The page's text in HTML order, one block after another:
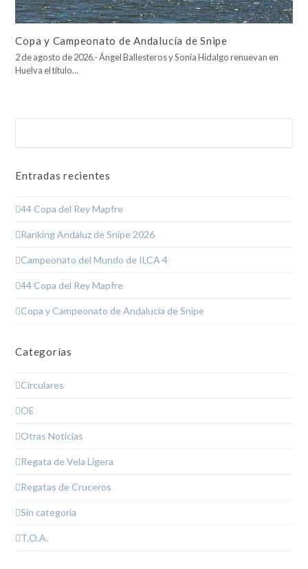
Copa y Campeonato de Andalucía de Snipe
2 de agosto de 2026.- Ángel Ballesteros y Sonia Hidalgo renuevan en
Huelva el título…
Entradas recientes
44 Copa del Rey Mapfre
Ranking Andaluz de Snipe 2026
Campeonato del Mundo de ILCA 4
44 Copa del Rey Mapfre
Copa y Campeonato de Andalucía de Snipe
Categorías
Circulares
OE
Otras Noticias
Regata de Vela Ligera
Regatas de Cruceros
Sin categoría
T.O.A.